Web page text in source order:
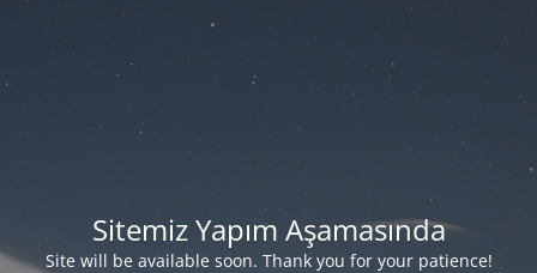
Sitemiz Yapım Aşamasında
Site will be available soon. Thank you for your patience!